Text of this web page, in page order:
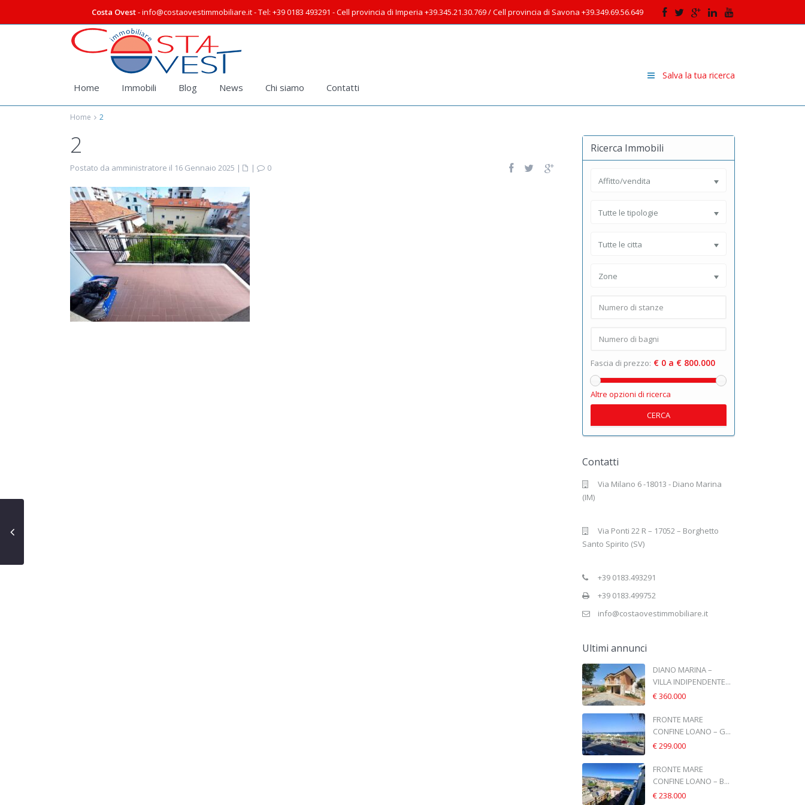
Costa Ovest- info@costaovestimmobiliare.it - Tel: +39 0183 493291 - Cell provincia di Imperia +39.345.21.30.769 / Cell provincia di Savona +39.349.69.56.649
Salva la tua ricerca
Home Immobili Blog News Chi siamo Contatti
Home 2
2
Postato da amministratore il 16 Gennaio 2025 | | 0
Ricerca Immobili
Affitto/vendita
Tutte le tipologie
Tutte le citta
Zone
Fascia di prezzo: € 0 a € 800.000
Altre opzioni di ricerca
CERCA
Contatti
Via Milano 6 -18013 - Diano Marina
(IM)
Via Ponti 22 R – 17052 – Borghetto
Santo Spirito (SV)
+39 0183.493291
+39 0183.499752
info@costaovestimmobiliare.it
Ultimi annunci
DIANO MARINA –
VILLA INDIPENDENTE...
€ 360.000
FRONTE MARE
CONFINE LOANO – G...
€ 299.000
FRONTE MARE
CONFINE LOANO – B...
€ 238.000